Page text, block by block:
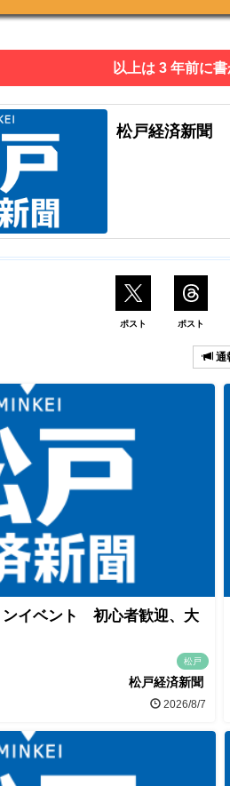
以上は 3 年前に
松戸経済新聞
ポスト ポスト
通
ンイベント 初心者歓迎、大
松戸
松戸経済新聞
2026/8/7